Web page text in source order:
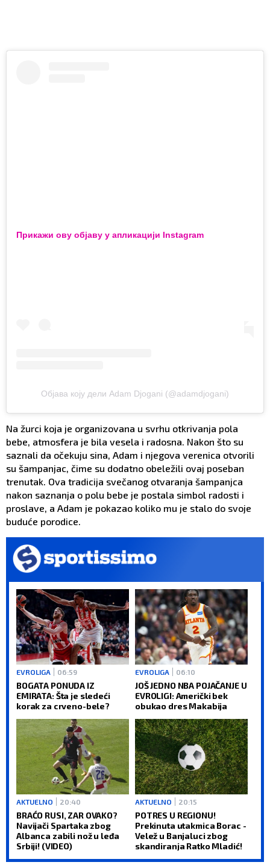
Прикажи ову објаву у апликацији Instagram
Објава коју дели Adam Djogani (@adamdjogani)
Na žurci koja je organizovana u svrhu otkrivanja pola
bebe, atmosfera je bila vesela i radosna. Nakon što su
saznali da očekuju sina, Adam i njegova verenica otvorili
su šampanjac, čime su dodatno obeležili ovaj poseban
trenutak. Ova tradicija svečanog otvaranja šampanjca
nakon saznanja o polu bebe je postala simbol radosti i
proslave, a Adam je pokazao koliko mu je stalo do svoje
buduće porodice.
EVROLIGA 06:59
BOGATA PONUDA IZ
EMIRATA: Šta je sledeći
korak za crveno-bele?
EVROLIGA 06:10
JOŠ JEDNO NBA POJAČANJE U
EVROLIGI: Američki bek
obukao dres Makabija
AKTUELNO 20:40
BRAĆO RUSI, ZAR OVAKO?
Navijači Spartaka zbog
Albanca zabili nož u leđa
Srbiji! (VIDEO)
AKTUELNO 20:15
POTRES U REGIONU!
Prekinuta utakmica Borac -
Velež u Banjaluci zbog
skandiranja Ratko Mladić!